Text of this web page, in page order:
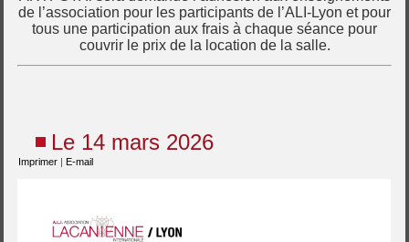
de l’association pour les participants de l’ALI-Lyon et pour
tous une participation aux frais à chaque séance pour
couvrir le prix de la location de la salle.
Le 14 mars 2026
Imprimer | E-mail